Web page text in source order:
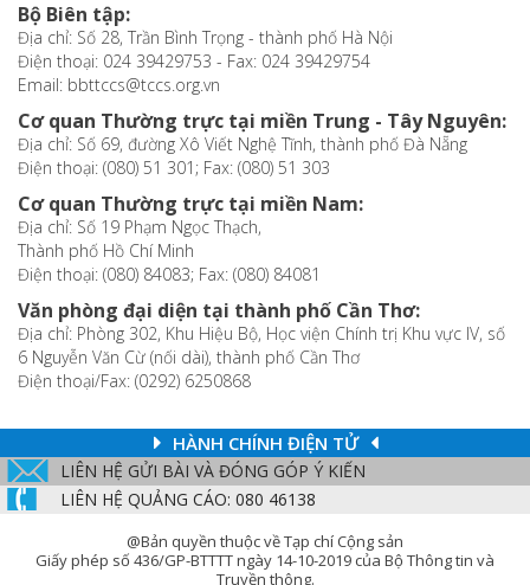
Bộ Biên tập:
Địa chỉ: Số 28, Trần Bình Trọng - thành phố Hà Nội
Điện thoại: 024 39429753 - Fax: 024 39429754
Email: bbttccs@tccs.org.vn
Cơ quan Thường trực tại miền Trung - Tây Nguyên:
Địa chỉ: Số 69, đường Xô Viết Nghệ Tĩnh, thành phố Đà Nẵng
Điện thoại: (080) 51 301; Fax: (080) 51 303
Cơ quan Thường trực tại miền Nam:
Địa chỉ: Số 19 Phạm Ngọc Thạch,
Thành phố Hồ Chí Minh
Điện thoại: (080) 84083; Fax: (080) 84081
Văn phòng đại diện tại thành phố Cần Thơ:
Địa chỉ: Phòng 302, Khu Hiệu Bộ, Học viện Chính trị Khu vực IV, số
6 Nguyễn Văn Cừ (nối dài), thành phố Cần Thơ
Điện thoại/Fax: (0292) 6250868
HÀNH CHÍNH ĐIỆN TỬ
LIÊN HỆ GỬI BÀI VÀ ĐÓNG GÓP Ý KIẾN
LIÊN HỆ QUẢNG CÁO: 080 46138
@Bản quyền thuộc về Tạp chí Cộng sản
Giấy phép số 436/GP-BTTTT ngày 14-10-2019 của Bộ Thông tin và
Truyền thông.